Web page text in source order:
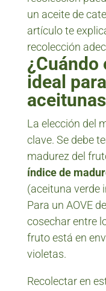
un aceite de
artículo te
recolección
¿Cuándo
ideal
La elección del
clave. Se debe
madurez del
índice de
(aceituna verde
Para un AOVE
cosechar entre
fruto está en
violetas.
Recolectar en